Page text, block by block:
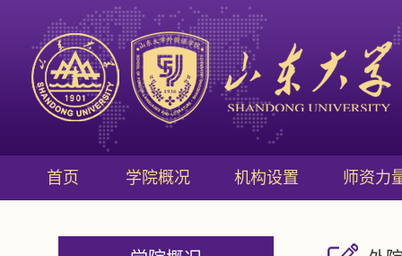
首页 学院概况 机构设置 师资力